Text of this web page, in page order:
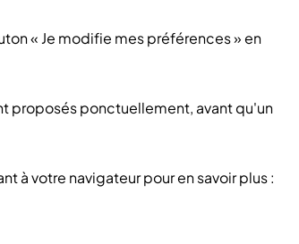
« Je modifie mes préférences » en
proposés ponctuellement, avant qu'un
à votre navigateur pour en savoir plus :